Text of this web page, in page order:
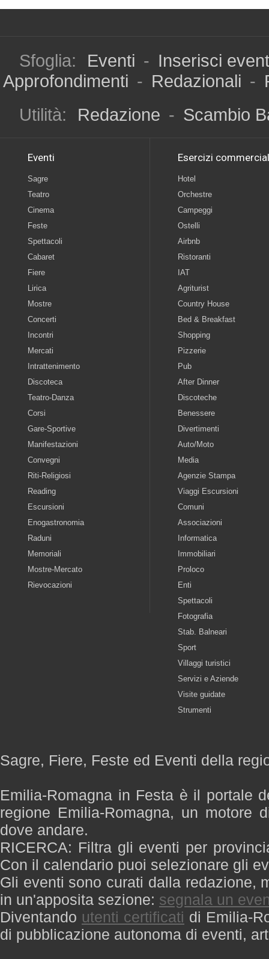
Sfoglia: Eventi - Inserisci
Approfondimenti - Redazionali -
Utilità:
Redazione - Scambio
Eventi
Sagre
Teatro
Cinema
Feste
Spettacoli
Cabaret
Fiere
Lirica
Mostre
Concerti
Incontri
Mercati
Intrattenimento
Discoteca
Teatro-Danza
Corsi
Gare-Sportive
Manifestazioni
Convegni
Riti-Religiosi
Reading
Escursioni
Enogastronomia
Raduni
Memoriali
Mostre-Mercato
Rievocazioni
Esercizi
Hotel
Orchestre
Campeggi
Ostelli
Airbnb
Ristoranti
IAT
Agriturist
Country House
Bed & Breakfast
Shopping
Pizzerie
Pub
After Dinner
Discoteche
Benessere
Divertimenti
Auto/Moto
Media
Agenzie Stampa
Viaggi Escursioni
Comuni
Associazioni
Informatica
Immobiliari
Proloco
Enti
Spettacoli
Fotografia
Stab. Balneari
Sport
Villaggi turistici
Servizi e Aziende
Visite guidate
Strumenti
Sagre, Fiere, Feste ed Eventi della
Emilia-Romagna in Festa è il portale
regione Emilia-Romagna, un motore
dove andare.
RICERCA: Filtra gli eventi per
Con il calendario puoi selezionare gli
Gli eventi sono curati dalla redazione,
in un'apposita sezione: segnala un
Diventando utenti certificati di Emilia-
di pubblicazione autonoma di eventi,